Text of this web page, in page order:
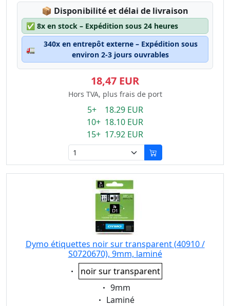
📦 Lagerstatus:
Disponibilité et délai de livraison
✅ 8x en stock – Expédition sous 24 heures
🚛
340x en entrepôt externe – Expédition sous
environ 2-3 jours ouvrables
18,47 EUR
Hors TVA, plus frais de port
5+ 18.29 EUR
10+ 18.10 EUR
15+ 17.92 EUR
Dymo étiquettes noir sur transparent (40910 /
S0720670), 9mm, laminé
Eigenschaft:
noir sur transparent
Eigenschaft:
9mm
Eigenschaft:
Laminé